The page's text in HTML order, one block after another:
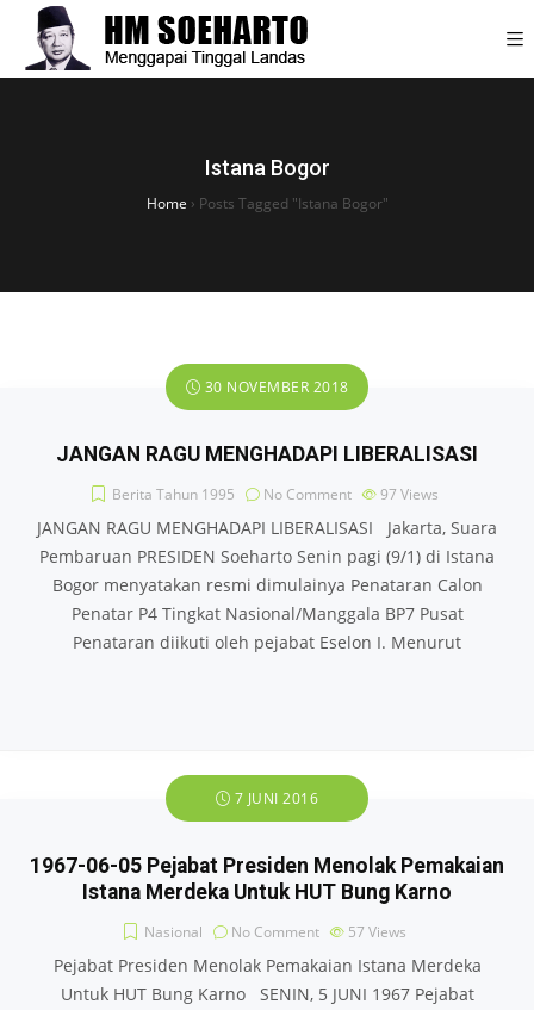
Istana Bogor
Home › Posts Tagged "Istana Bogor"
30 NOVEMBER 2018
JANGAN RAGU MENGHADAPI LIBERALISASI
Berita Tahun 1995 No Comment 97 Views
JANGAN RAGU MENGHADAPI LIBERALISASI Jakarta, Suara
Pembaruan PRESIDEN Soeharto Senin pagi (9/1) di Istana
Bogor menyatakan resmi dimulainya Penataran Calon
Penatar P4 Tingkat Nasional/Manggala BP7 Pusat
Penataran diikuti oleh pejabat Eselon I. Menurut
7 JUNI 2016
1967-06-05 Pejabat Presiden Menolak Pemakaian
Istana Merdeka Untuk HUT Bung Karno
Nasional No Comment 57 Views
Pejabat Presiden Menolak Pemakaian Istana Merdeka
Untuk HUT Bung Karno SENIN, 5 JUNI 1967 Pejabat